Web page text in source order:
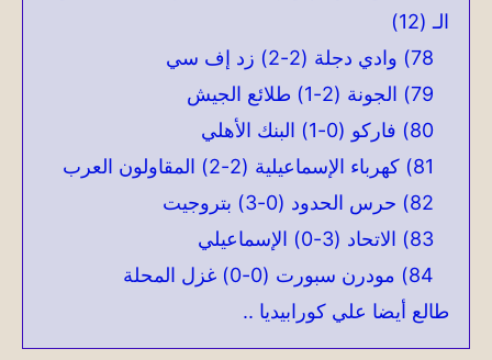
الـ (12)
78) وادي دجلة (2-2) زد إف سي
79) الجونة (2-1) طلائع الجيش
80) فاركو (0-1) البنك الأهلي
81) كهرباء الإسماعيلية (2-2) المقاولون العرب
82) حرس الحدود (0-3) بتروجيت
83) الاتحاد (3-0) الإسماعيلي
84) مودرن سبورت (0-0) غزل المحلة
طالع أيضا علي كورابيديا ..